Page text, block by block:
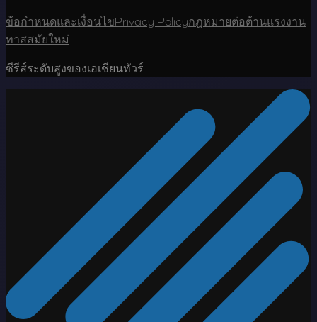
ข้อกำหนดและเงื่อนไขPrivacy Policyกฎหมายต่อต้านแรงงาน
ทาสสมัยใหม่
ซีรีส์ระดับสูงของเอเชียนทัวร์